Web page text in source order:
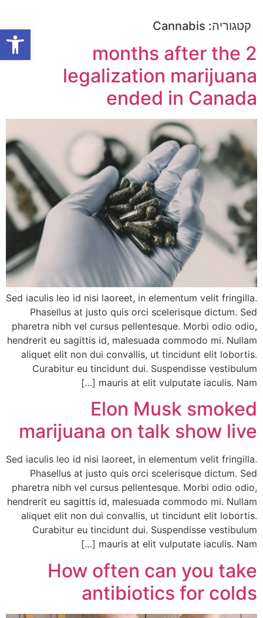
קטגוריה: Cannabis
2 months after the
legalization marijuana
ended in Canada
Sed iaculis leo id nisi laoreet, in elementum velit fringilla.
Phasellus at justo quis orci scelerisque dictum. Sed
pharetra nibh vel cursus pellentesque. Morbi odio odio,
hendrerit eu sagittis id, malesuada commodo mi. Nullam
aliquet elit non dui convallis, ut tincidunt elit lobortis.
Curabitur eu tincidunt dui. Suspendisse vestibulum
mauris at elit vulputate iaculis. Nam […]
Elon Musk smoked
marijuana on talk show live
Sed iaculis leo id nisi laoreet, in elementum velit fringilla.
Phasellus at justo quis orci scelerisque dictum. Sed
pharetra nibh vel cursus pellentesque. Morbi odio odio,
hendrerit eu sagittis id, malesuada commodo mi. Nullam
aliquet elit non dui convallis, ut tincidunt elit lobortis.
Curabitur eu tincidunt dui. Suspendisse vestibulum
mauris at elit vulputate iaculis. Nam […]
How often can you take
antibiotics for colds